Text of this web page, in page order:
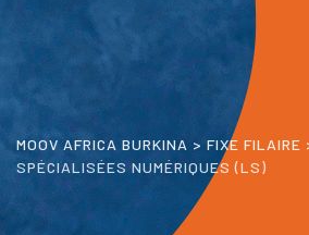
MOOV AFRICA BURKINA > FIXE FILAIRE
SPÉCIALISÉES NUMÉRIQUES (LS)